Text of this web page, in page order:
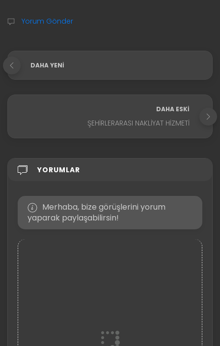
Yorum Gönder
DAHA YENI
DAHA ESKI
ŞEHIRLERARASI NAKLIYAT HIZMETI
YORUMLAR
Merhaba, bize görüşlerini yorum
yaparak paylaşabilirsin!